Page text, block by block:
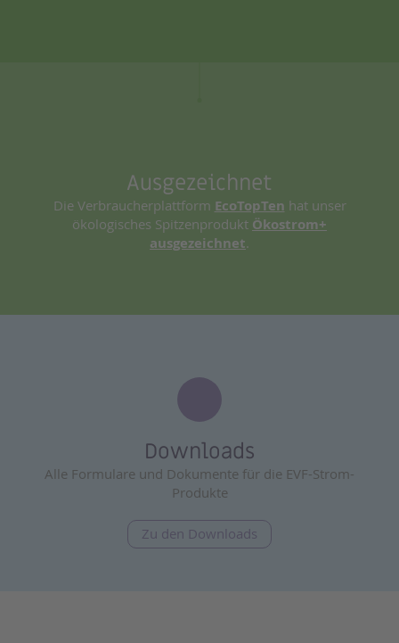
Ausgezeichnet
Die Verbraucherplattform EcoTopTen hat unser
ökologisches Spitzenprodukt Ökostrom+
ausgezeichnet.
Downloads
Alle Formulare und Dokumente für die EVF-Strom-
Produkte
Zu den Downloads